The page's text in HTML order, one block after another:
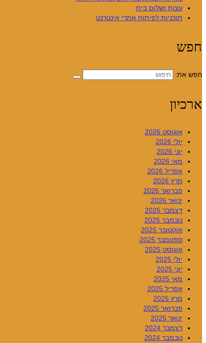
עצות ושלום בית
תוכניות לפיתוח אתרי אינטרנט
חפש
חפש את:
ארכיון
אוגוסט 2026
יולי 2026
יוני 2026
מאי 2026
אפריל 2026
מרץ 2026
פברואר 2026
ינואר 2026
דצמבר 2025
נובמבר 2025
אוקטובר 2025
ספטמבר 2025
אוגוסט 2025
יולי 2025
יוני 2025
מאי 2025
אפריל 2025
מרץ 2025
פברואר 2025
ינואר 2025
דצמבר 2024
נובמבר 2024